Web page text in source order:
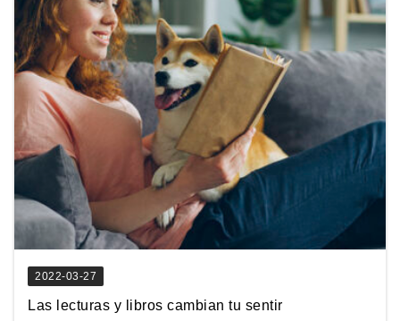
2022-03-27
Las lecturas y libros cambian tu sentir